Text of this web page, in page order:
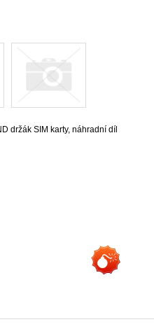
držák SIM karty, náhradní díl